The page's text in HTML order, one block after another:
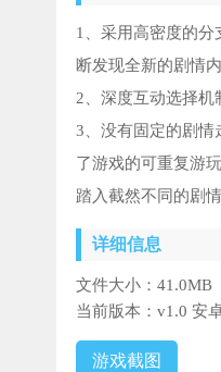
1、采用高密度的
断发现全新的剧情内
2、深度互动选择机
3、没有固定的剧情
了游戏的可重复游
踏入截然不同的剧
详细信息
文件大小： 41.0MB
当前版本： v1.0 安
游戏截图